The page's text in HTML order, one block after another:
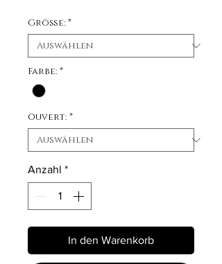
Größe: *
Farbe: *
Ouvert: *
Anzahl *
In den Warenkorb